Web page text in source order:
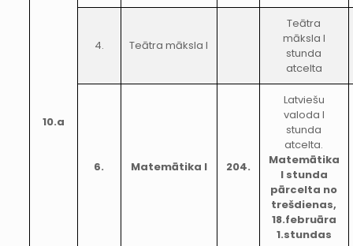
10.a
4. Teātra māksla I
Teātra
māksla I
stunda
atcelta
6. Matemātika I 204.
Latviešu
valoda I
stunda
atcelta.
Matemātika
I stunda
pārcelta no
trešdienas,
18.februāra
1.stundas